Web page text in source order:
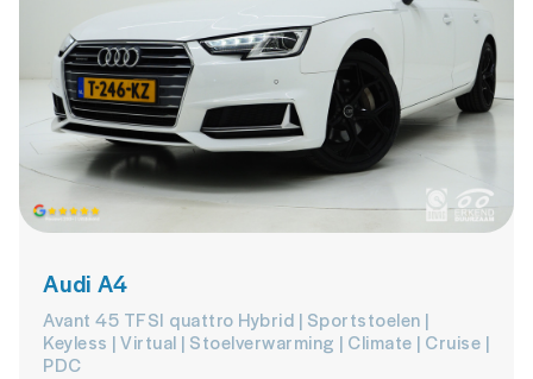
Audi A4
Avant 45 TFSI quattro Hybrid | Sportstoelen |
Keyless | Virtual | Stoelverwarming | Climate | Cruise |
PDC